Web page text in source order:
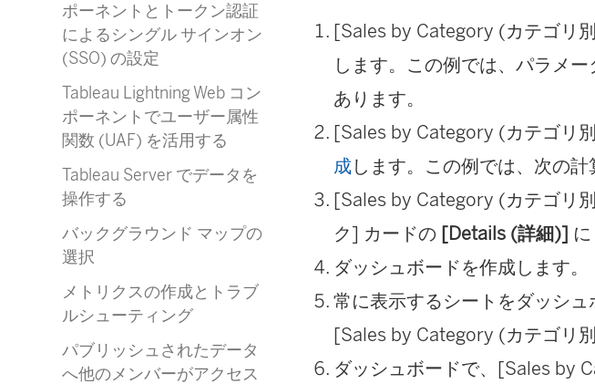
ポーネントとトークン認証
によるシングル サインオン
(SSO) の設定
Tableau Lightning Web コン
ポーネントでユーザー属性
関数 (UAF) を活用する
Tableau Server でデータを
操作する
バックグラウンド マップの
選択
メトリクスの作成とトラブ
ルシューティング
パブリッシュされたデータ
へ他のメンバーがアクセス
[Sales by Category (カテゴリ
します。この例では、パラメー
あります。
[Sales by Category (カテゴリ
成します。この例では、次の
[Sales by Category (カテゴリ
ク] カードの [Details (詳細)]
ダッシュボードを作成します。
常に表示するシートをダッシュ
[Sales by Category (カテゴリ
ダッシュボードで、[Sales by